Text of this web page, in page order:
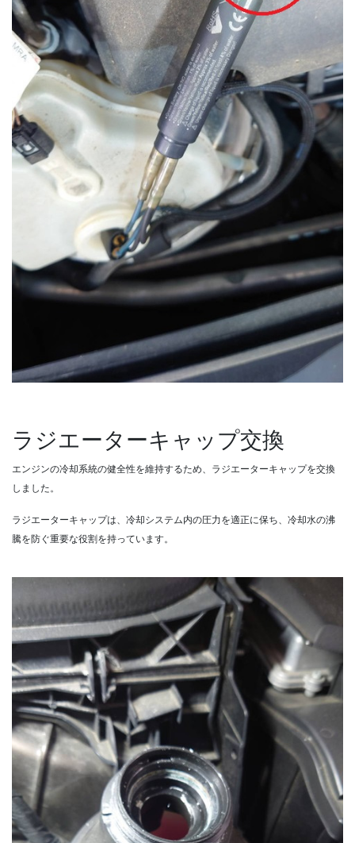
ラジエーターキャップ交換
エンジンの冷却系統の健全性を維持するため、ラジエーターキャップを交換
しました。
ラジエーターキャップは、冷却システム内の圧力を適正に保ち、冷却水の沸
騰を防ぐ重要な役割を持っています。